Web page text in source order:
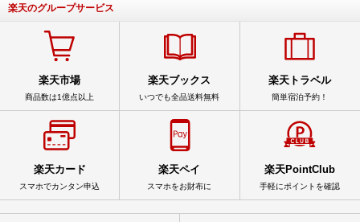
楽天のグループサービス
楽天市場
商品数は1億点以上
楽天ブックス
いつでも全品送料無料
楽天トラベル
簡単宿泊予約！
楽天カード
スマホでカンタン申込
楽天ペイ
スマホをお財布に
楽天PointClub
手軽にポイントを確認